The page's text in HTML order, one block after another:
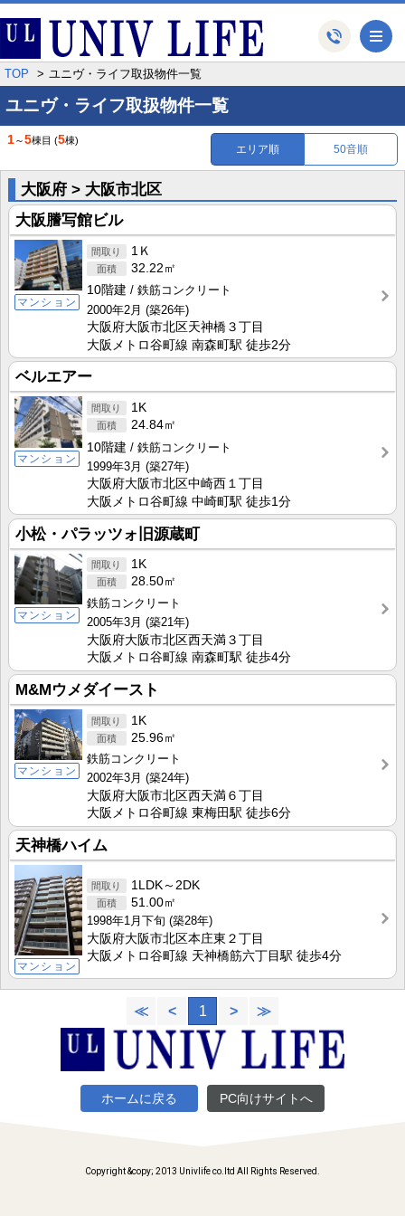
TOP ユニヴ・ライフ取扱物件一覧
ユニヴ・ライフ取扱物件一覧
1～5棟目 (5棟)
エリア順 50音順
大阪府 > 大阪市北区
大阪謄写館ビル
マンション
1Ｋ
32.22㎡
10階建
鉄筋コンクリート
2000年2月 (築26年)
大阪府大阪市北区天神橋３丁目
大阪メトロ谷町線 南森町駅 徒歩2分
ベルエアー
マンション
1K
24.84㎡
10階建
鉄筋コンクリート
1999年3月 (築27年)
大阪府大阪市北区中崎西１丁目
大阪メトロ谷町線 中崎町駅 徒歩1分
小松・パラッツォ旧源蔵町
マンション
1K
28.50㎡
鉄筋コンクリート
2005年3月 (築21年)
大阪府大阪市北区西天満３丁目
大阪メトロ谷町線 南森町駅 徒歩4分
M&Mウメダイースト
マンション
1K
25.96㎡
鉄筋コンクリート
2002年3月 (築24年)
大阪府大阪市北区西天満６丁目
大阪メトロ谷町線 東梅田駅 徒歩6分
天神橋ハイム
マンション
1LDK～2DK
51.00㎡
1998年1月下旬 (築28年)
大阪府大阪市北区本庄東２丁目
大阪メトロ谷町線 天神橋筋六丁目駅 徒歩4分
≪ < 1 > ≫
ホームに戻る PC向けサイトへ
Copyright &copy; 2013 Univlife co.ltd All Rights Reserved.